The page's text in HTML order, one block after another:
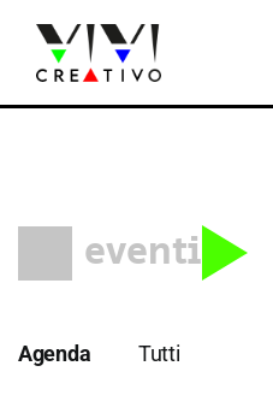
contenuto
eventi
Tutti
Agenda